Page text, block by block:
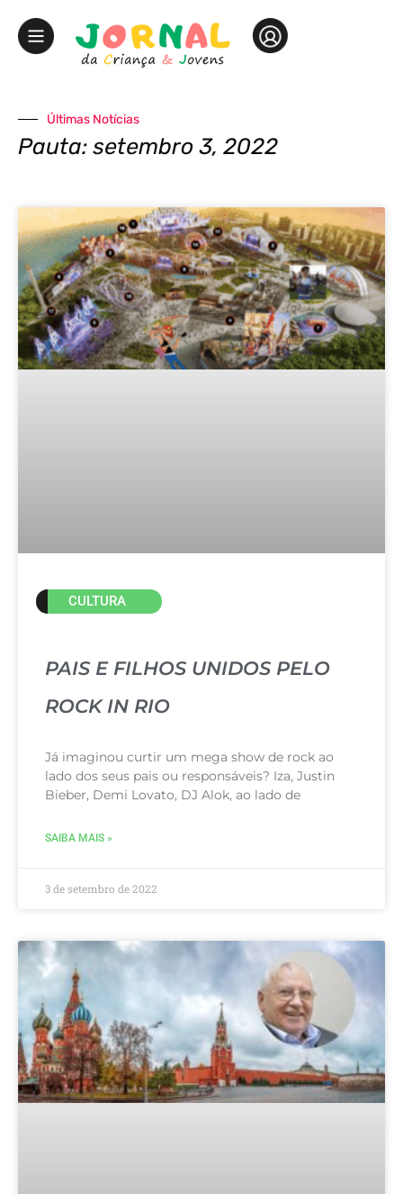
Últimas Notícias
Pauta: setembro 3, 2022
CULTURA
PAIS E FILHOS UNIDOS PELO
ROCK IN RIO
Já imaginou curtir um mega show de rock ao
lado dos seus pais ou responsáveis? Iza, Justin
Bieber, Demi Lovato, DJ Alok, ao lado de
SAIBA MAIS »
3 de setembro de 2022